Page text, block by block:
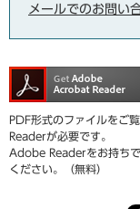
メールでのお問い
PDF形式のファイルをご
Readerが必要です。
Adobe Readerをお持ち
ください。（無料）